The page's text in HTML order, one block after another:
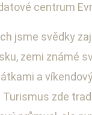
se mění: Z
evropské
centrum
jsme svědky
zemi známé
a
Turismus zde